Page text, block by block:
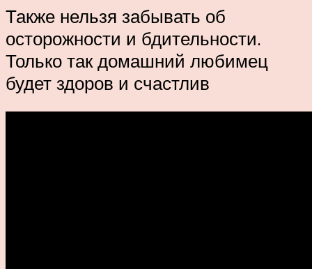
Также нельзя забывать об
осторожности и бдительности.
Только так домашний любимец
будет здоров и счастлив